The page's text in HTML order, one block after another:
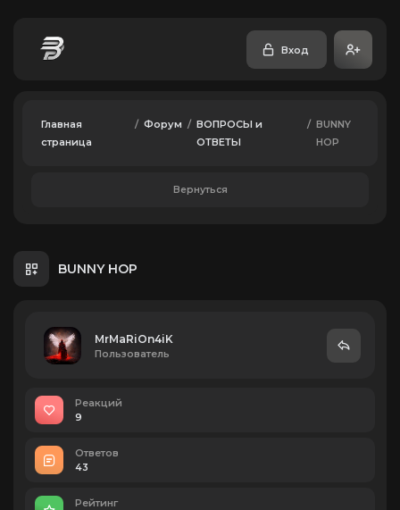
Вход
Главная
страница
/ Форум / ВОПРОСЫ и
ОТВЕТЫ
/ BUNNY
HOP
Вернуться
BUNNY HOP
MrMaRiOn4iK
Пользователь
Реакций
9
Ответов
43
Рейтинг